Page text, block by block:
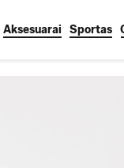
Aksesuarai Sportas